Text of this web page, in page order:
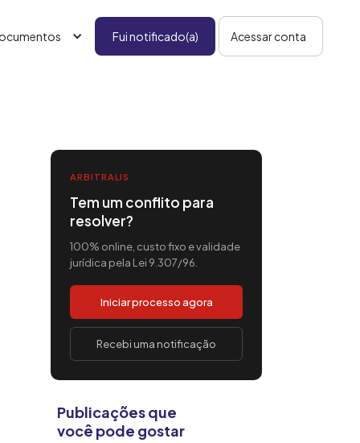
Fui notificado(a) Acessar conta
ARBITRALIS
Tem um conflito para
resolver?
100% online, custo fixo e validade
jurídica pela Lei 9.307/96.
Iniciar processo agora
Recebi uma notificação
Publicações que
você pode gostar